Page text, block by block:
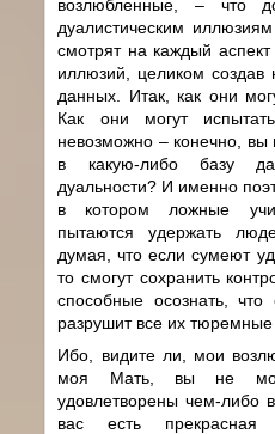
возлюбленные, – что
дуалистическим
смотрят на каждый
иллюзий, целиком
данных. Итак, как они
Как они могут
невозможно – конечно, вы
в какую-либо базу
дуальности? И именно
в котором ложные
пытаются удержать
думая, что если сумеют
то смогут сохранить
способные осознать,
разрушит все их тюремные
Ибо, видите ли, мои
моя Мать, вы не
удовлетворены чем-либо
вас есть прекрасная